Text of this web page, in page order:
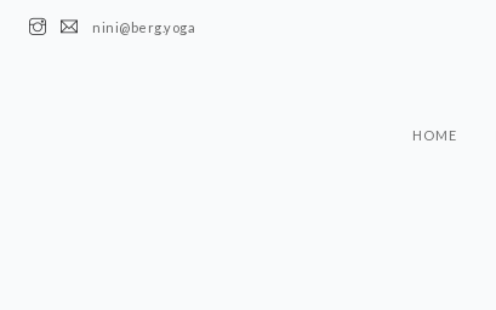
nini@berg.yoga
HOME